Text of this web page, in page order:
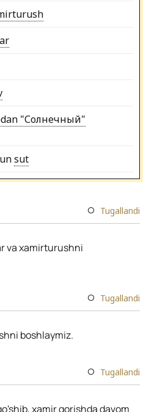
"Солнечный"
sut
Tugallandi
va xamirturushni
Tugallandi
boshlaymiz.
Tugallandi
xamir qorishda davom